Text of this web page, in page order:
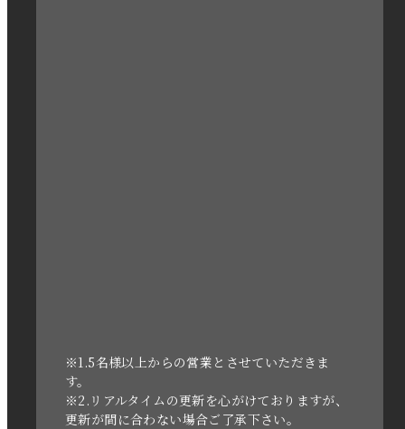
2021年3月
2020年11月
※1.5名様以上からの営業とさせていただきま
す。
※2.リアルタイムの更新を心がけておりますが、
更新が間に合わない場合ご了承下さい。